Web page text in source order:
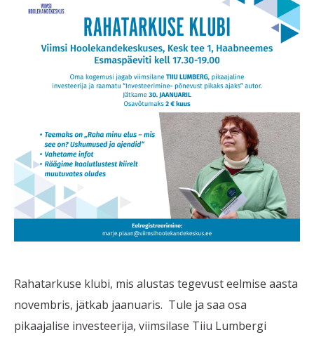
Rahatarkuse klubi, mis alustas tegevust eelmise aasta
novembris, jätkab jaanuaris. Tule ja saa osa
pikaajalise investeerija, viimsilase Tiiu Lumbergi